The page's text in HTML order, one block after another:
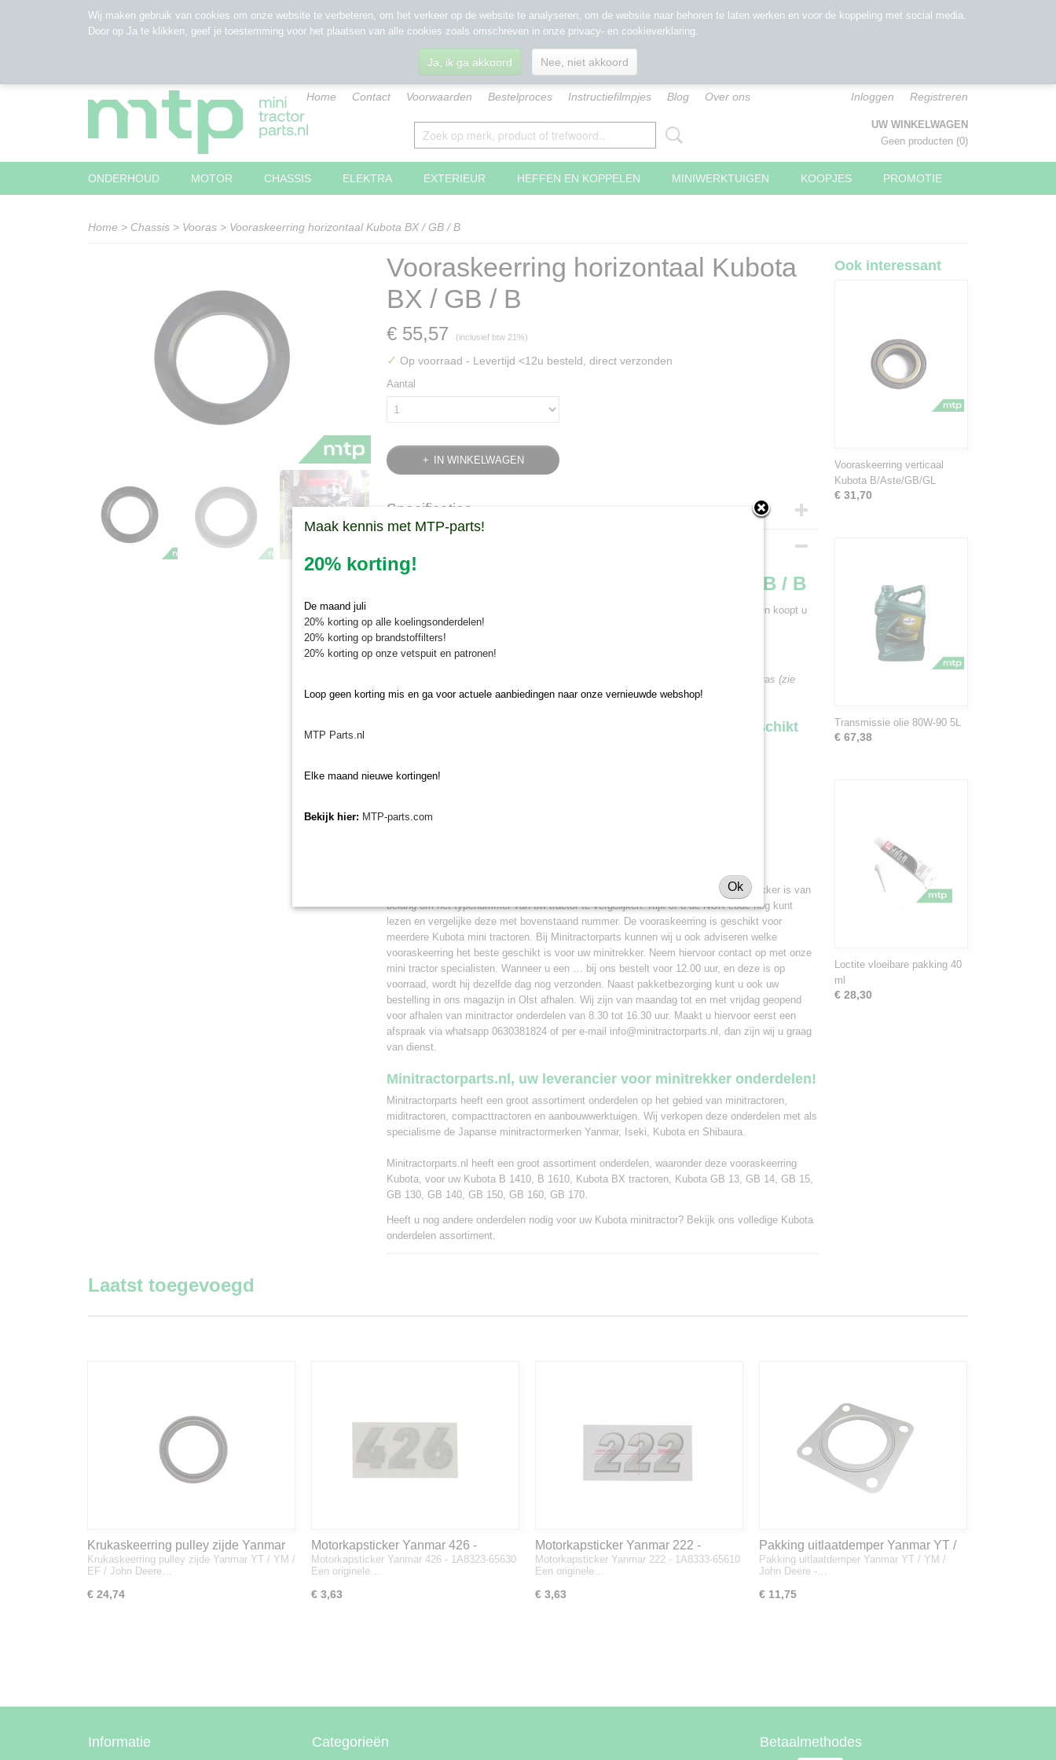
Home Contact Voorwaarden Bestelproces Instructiefilmpjes Blog Over ons Inloggen Registreren
UW WINKELWAGEN
Geen producten (0)
ONDERHOUD MOTOR CHASSIS ELEKTRA EXTERIEUR HEFFEN EN KOPPELEN MINIWERKTUIGEN KOOPJES PROMOTIE
Home > Chassis > Vooras > Vooraskeerring horizontaal Kubota BX / GB / B
Vooraskeerring horizontaal Kubota
BX / GB / B
€ 55,57 (inclusief btw 21%)
✓ Op voorraad - Levertijd <12u besteld, direct verzonden
Aantal
IN WINKELWAGEN
Specificaties
Vooraskeerring horizontaal Kubota BX / GB / B
Een originele Kubota vooraskeerring horizontaal*, voor Kubota BX / GB / B tractoren koopt u
veilig en snel online bij Minitractorparts.
NOK AQ2869F
*Horizontaal of verticaal heeft betrekking op de plaatsing van de keerring in de vooras (zie
laatste afbeelding)
De vooraskeerring horizontaal Kubota BX / GB / B is geschikt
Kubota B1410, B1610
Kubota GB13, GB14, GB15
Wanneer u deze vooraskeerring gaat vervangen op uw Kubota BX / GB / B minitrekker is van
belang om het typenummer van uw tractor te vergelijken. Kijk of u de NOK code nog kunt
lezen en vergelijke deze met bovenstaand nummer. De vooraskeerring is geschikt voor
meerdere Kubota mini tractoren. Bij Minitractorparts kunnen wij u ook adviseren welke
vooraskeerring het beste geschikt is voor uw minitrekker. Neem hiervoor contact op met onze
mini tractor specialisten. Wanneer u een … bij ons bestelt voor 12.00 uur, en deze is op
voorraad, wordt hij dezelfde dag nog verzonden. Naast pakketbezorging kunt u ook uw
bestelling in ons magazijn in Olst afhalen. Wij zijn van maandag tot en met vrijdag geopend
voor afhalen van minitractor onderdelen van 8.30 tot 16.30 uur. Maakt u hiervoor eerst een
afspraak via whatsapp 0630381824 of per e-mail info@minitractorparts.nl, dan zijn wij u graag
van dienst.
Minitractorparts.nl, uw leverancier voor minitrekker onderdelen!
Minitractorparts heeft een groot assortiment onderdelen op het gebied van minitractoren,
miditractoren, compacttractoren en aanbouwwerktuigen. Wij verkopen deze onderdelen met als
specialisme de Japanse minitractormerken Yanmar, Iseki, Kubota en Shibaura.
Minitractorparts.nl heeft een groot assortiment onderdelen, waaronder deze vooraskeerring
Kubota, voor uw Kubota B 1410, B 1610, Kubota BX tractoren, Kubota GB 13, GB 14, GB 15,
GB 130, GB 140, GB 150, GB 160, GB 170.
Heeft u nog andere onderdelen nodig voor uw Kubota minitractor? Bekijk ons volledige Kubota
onderdelen assortiment.
Ook interessant
Vooraskeerring verticaal
Kubota B/Aste/GB/GL
€ 31,70
Transmissie olie 80W-90 5L
€ 67,38
Loctite vloeibare pakking 40
ml
€ 28,30
Laatst toegevoegd
Krukaskeerring pulley zijde Yanmar
YT / YM / EF / John Deere - 119934-
01800
Krukaskeerring pulley zijde Yanmar YT / YM /
EF / John Deere…
€ 24,74
Motorkapsticker Yanmar 426 -
1A8323-65630
Motorkapsticker Yanmar 426 - 1A8323-65630
Een originele…
€ 3,63
Motorkapsticker Yanmar 222 -
1A8333-65610
Motorkapsticker Yanmar 222 - 1A8333-65610
Een originele…
€ 3,63
Pakking uitlaatdemper Yanmar YT /
YM / John Deere - 128300-13230
Pakking uitlaatdemper Yanmar YT / YM /
John Deere -…
€ 11,75
Informatie Categorieën Betaalmethodes
Wij maken gebruik van cookies om onze website te verbeteren, om het verkeer op de website te analyseren, om de website naar behoren te laten werken en voor de koppeling met social media.
Door op Ja te klikken, geef je toestemming voor het plaatsen van alle cookies zoals omschreven in onze privacy- en cookieverklaring.
Ja, ik ga akkoord Nee, niet akkoord
Maak kennis met MTP-parts!
20% korting!
De maand juli
20% korting op alle koelingsonderdelen!
20% korting op brandstoffilters!
20% korting op onze vetspuit en patronen!
Loop geen korting mis en ga voor actuele aanbiedingen naar onze vernieuwde webshop!
MTP Parts.nl
Elke maand nieuwe kortingen!
Bekijk hier: MTP-parts.com
Ok